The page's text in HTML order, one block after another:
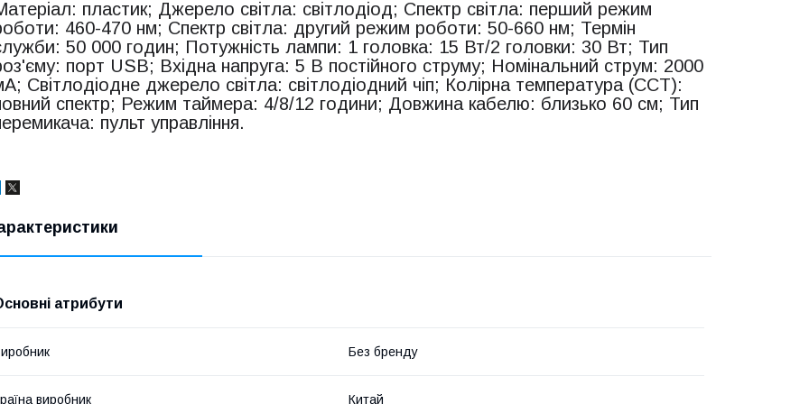
пластик; Джерело світла: світлодіод; Спектр світла: перший режим
460-470 нм; Спектр світла: другий режим роботи: 50-660 нм; Термін
50 000 годин; Потужність лампи: 1 головка: 15 Вт/2 головки: 30 Вт; Тип
порт USB; Вхідна напруга: 5 В постійного струму; Номінальний струм: 2000
Світлодіодне джерело світла: світлодіодний чіп; Колірна температура (CCT):
спектр; Режим таймера: 4/8/12 години; Довжина кабелю: близько 60 см; Тип
пульт управління.
атрибути
Без бренду
виробник Китай